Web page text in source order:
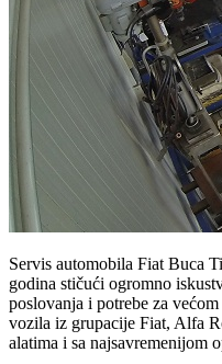
Servis automobila Fiat Buca
godina stičući ogromno
poslovanja i potrebe za
vozila iz grupacije Fiat, Alfa
alatima i sa najsavremenijom